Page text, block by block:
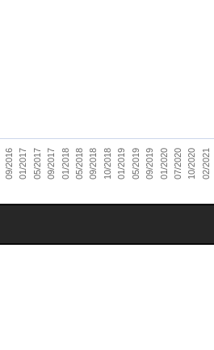
09/2016 01/2017 05/2017 09/2017 01/2018 05/2018 09/2018 10/2018 01/2019 05/2019 09/2019 01/2020 07/2020 10/2020 02/2021